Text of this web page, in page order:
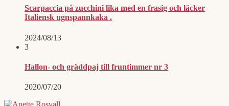
Scarpaccia på zucchini lika med en frasig och läcker
Italiensk ugnspannkaka .
2024/08/13
3
Hallon- och gräddpaj till fruntimmer nr 3
2020/07/20